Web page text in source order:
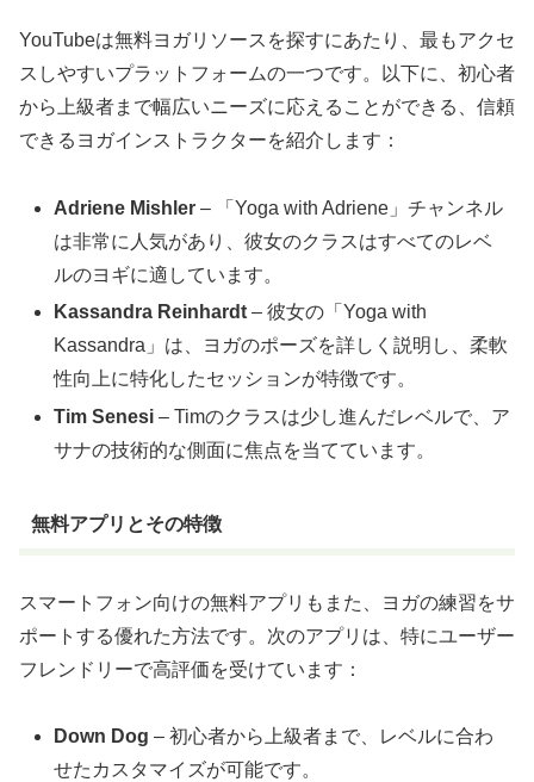
YouTubeは無料ヨガリソースを探すにあたり、最もアクセ
スしやすいプラットフォームの一つです。以下に、初心者
から上級者まで幅広いニーズに応えることができる、信頼
できるヨガインストラクターを紹介します：
Adriene Mishler – 「Yoga with Adriene」チャンネル
は非常に人気があり、彼女のクラスはすべてのレベ
ルのヨギに適しています。
Kassandra Reinhardt – 彼女の「Yoga with
Kassandra」は、ヨガのポーズを詳しく説明し、柔軟
性向上に特化したセッションが特徴です。
Tim Senesi – Timのクラスは少し進んだレベルで、ア
サナの技術的な側面に焦点を当てています。
無料アプリとその特徴
スマートフォン向けの無料アプリもまた、ヨガの練習をサ
ポートする優れた方法です。次のアプリは、特にユーザー
フレンドリーで高評価を受けています：
Down Dog – 初心者から上級者まで、レベルに合わ
せたカスタマイズが可能です。